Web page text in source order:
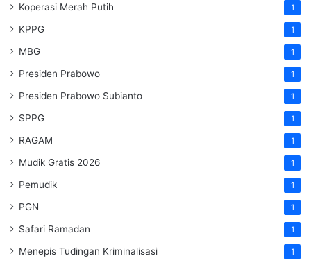
Koperasi Merah Putih 1
KPPG 1
MBG 1
Presiden Prabowo 1
Presiden Prabowo Subianto 1
SPPG 1
RAGAM 1
Mudik Gratis 2026 1
Pemudik 1
PGN 1
Safari Ramadan 1
Menepis Tudingan Kriminalisasi 1